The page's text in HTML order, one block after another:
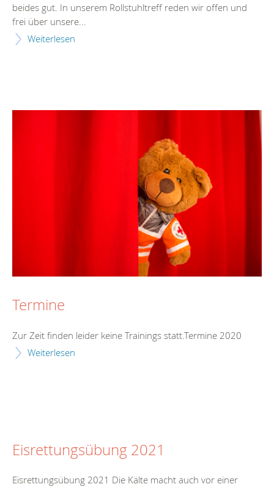
beides gut. In unserem Rollstuhltreff reden wir offen und
frei über unsere...
Weiterlesen
Termine
Zur Zeit finden leider keine Trainings statt.Termine 2020
Weiterlesen
Eisrettungsübung 2021
Eisrettungsübung 2021 Die Kälte macht auch vor einer